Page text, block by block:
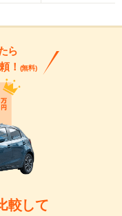
ら
！ (無料)
較して